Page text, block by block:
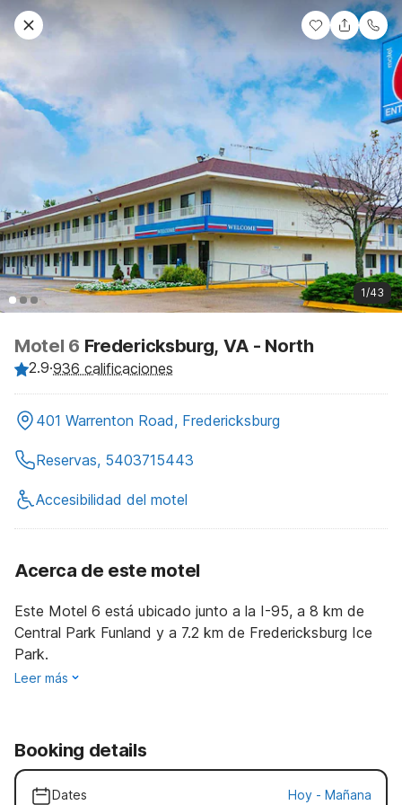
1/43
Motel 6 Fredericksburg, VA - North
2.9·936 calificaciones
401 Warrenton Road, Fredericksburg
Reservas, 5403715443
Accesibilidad del motel
Acerca de este motel
Este Motel 6 está ubicado junto a la I-95, a 8 km de
Central Park Funland y a 7.2 km de Fredericksburg Ice
Park.
Leer más
Booking details
Dates Hoy - Mañana